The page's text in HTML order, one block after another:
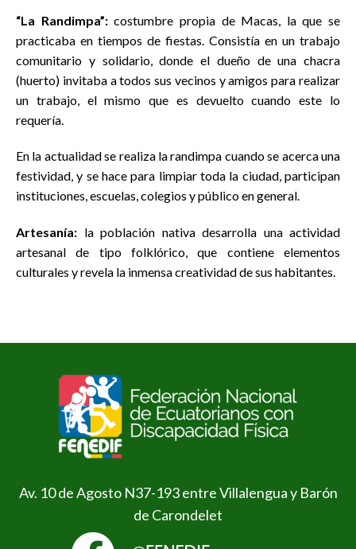
“La Randimpa”:costumbre propia de Macas, la que se
practicaba en tiempos de fiestas. Consistía en un trabajo
comunitario y solidario, donde el dueño de una chacra
(huerto) invitaba a todos sus vecinos y amigos para realizar
un trabajo, el mismo que es devuelto cuando este lo
requería.
En la actualidad se realiza la randimpa cuando se acerca una
festividad, y se hace para limpiar toda la ciudad, participan
instituciones, escuelas, colegios y público en general.
Artesanía: la población nativa desarrolla una actividad
artesanal de tipo folklórico, que contiene elementos
culturales y revela la inmensa creatividad de sus habitantes.
Av. 10 de Agosto N37-193 entre Villalengua y Barón
de Carondelet